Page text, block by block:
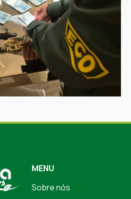
MENU
Sobre nós